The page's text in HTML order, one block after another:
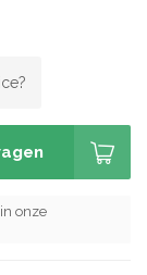
onze